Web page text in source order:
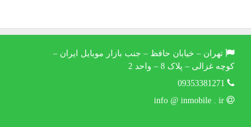
تهران – خیابان حافظ – جنب بازار موبایل ایران –
کوچه غزالی – پلاک 8 – واحد 2
09353381271
info @ inmobile . ir